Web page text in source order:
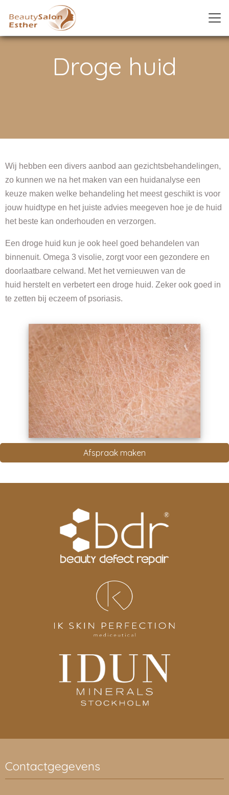
Droge huid
Wij hebben een divers aanbod aan gezichtsbehandelingen,
zo kunnen we na het maken van een huidanalyse een
keuze maken welke behandeling het meest geschikt is voor
jouw huidtype en het juiste advies meegeven hoe je de huid
het beste kan onderhouden en verzorgen.
Een droge huid kun je ook heel goed behandelen van
binnenuit. Omega 3 visolie, zorgt voor een gezondere en
doorlaatbare celwand. Met het vernieuwen van de
huid herstelt en verbetert een droge huid. Zeker ook goed in
te zetten bij eczeem of psoriasis.
Afspraak maken
Contactgegevens